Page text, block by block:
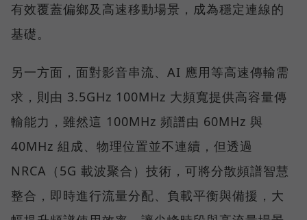
有效覆蓋偏鄉及高速移動場景，成為穩定連線的
基礎。
另一方面，面對影音串流、AI 應用等高速傳輸需
求，則由 3.5GHz 100MHz 大頻寬提供高容量傳
輸能力，雖然這 100MHz 頻譜由 60MHz 與
40MHz 組成、物理位置並不連續，但透過
NRCA（5G 載波聚合）技術，可將分散頻譜智慧
整合，即時進行流量分配、負載平衡與備援，大